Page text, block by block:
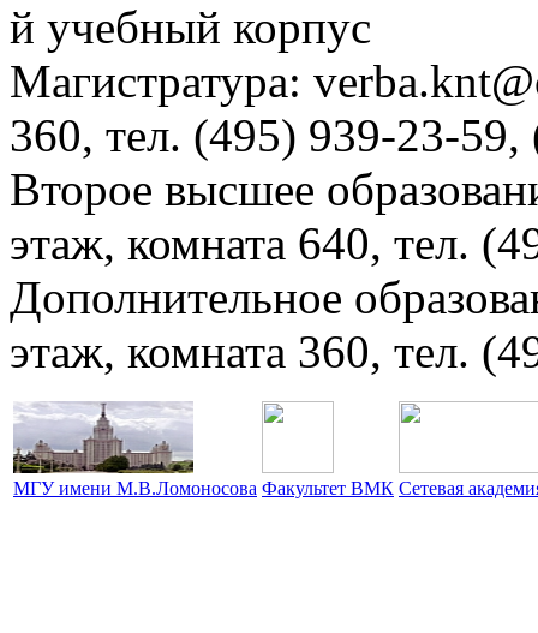
й учебный корпус
Магистратура:
360, тел. (495) 939-23-
Второе высшее
этаж, комната 640, тел.
Дополнительное
этаж, комната 360, тел.
МГУ имени М.В.Ломоносова Факультет ВМК Сетевая